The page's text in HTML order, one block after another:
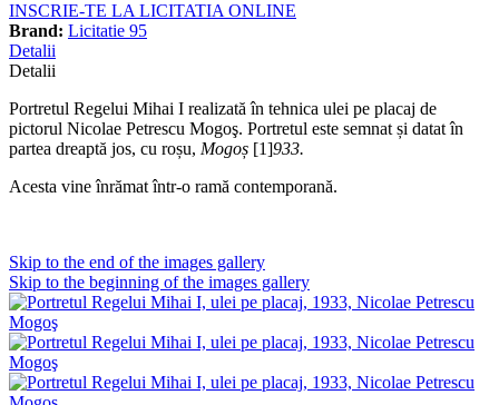
INSCRIE-TE LA LICITATIA ONLINE
Brand: Licitatie 95
Detalii
Detalii
Portretul Regelui Mihai I realizată în tehnica ulei pe placaj de
pictorul Nicolae Petrescu Mogoş. Portretul este semnat și datat în
partea dreaptă jos, cu roșu, Mogoș [1]933.
Acesta vine înrămat într-o ramă contemporană.
Skip to the end of the images gallery
Skip to the beginning of the images gallery